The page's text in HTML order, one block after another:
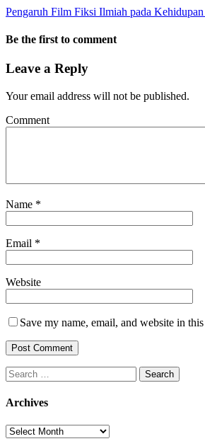
Pengaruh Film Fiksi Ilmiah pada Kehidupan
Be the first to comment
Leave a Reply
Your email address will not be published.
Comment
Name *
Email *
Website
Save my name, email, and website in
Search
for:
Archives
Archives